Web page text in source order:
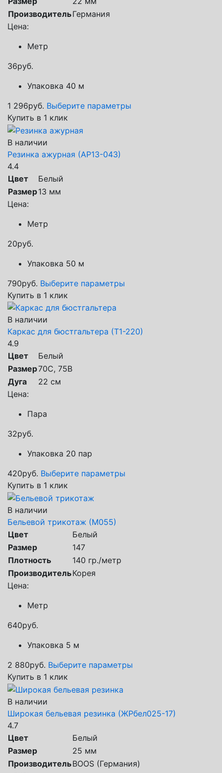
ПроизводительГермания
Цена:
Метр
36руб.
Упаковка 40 м
1 296руб. Выберите параметры
Купить в 1 клик
В наличии
Резинка ажурная (АР13-043)
4.4
Цвет
Белый
Размер13 мм
Цена:
Метр
20руб.
Упаковка 50 м
790руб. Выберите параметры
Купить в 1 клик
В наличии
Каркас для бюстгальтера (Т1-220)
4.9
Цвет
Белый
Размер70С, 75В
Дуга
22 см
Цена:
Пара
32руб.
Упаковка 20 пар
420руб. Выберите параметры
Купить в 1 клик
В наличии
Бельевой трикотаж (М055)
Цвет
Белый
Размер
147
Плотность
140 гр./метр
ПроизводительКорея
Цена:
Метр
640руб.
Упаковка 5 м
2 880руб. Выберите параметры
Купить в 1 клик
В наличии
Широкая бельевая резинка (ЖРбел025-17)
4.7
Цвет
Белый
Размер
25 мм
ПроизводительBOOS (Германия)